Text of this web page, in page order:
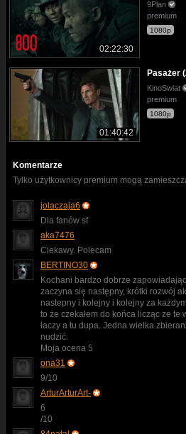
02:22:30
9Plan
premium
1080p
01:40:42
Pasażer
KinoSwiat
premium
1080p
Komentarze
Tylko użytkownicy premium mogą
jolaczaja6
Dla fanów sf
aka7476
Ciekawy. Polecam
BERTINO30
Kochani bardzo dobrze
zaczyna się następny, krótki rozwój
nastepny i kolejny i kolejny za
to że czekałem do końca licząc ze te
łaczy a tu dupa. Jedna wielka
nudzić.
Moja ocena 5
ona31
9/10
ArturArturArt-
6
/10